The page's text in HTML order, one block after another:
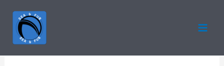
Inhalt
springen